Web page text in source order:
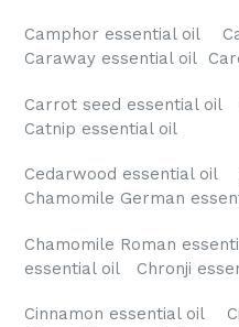
Camphor essential oil
Caraway essential oil
Carrot seed essential
Catnip essential oil
Cedarwood essential oil
Chamomile German
Chamomile Roman
essential oil Chronji
Cinnamon essential oil